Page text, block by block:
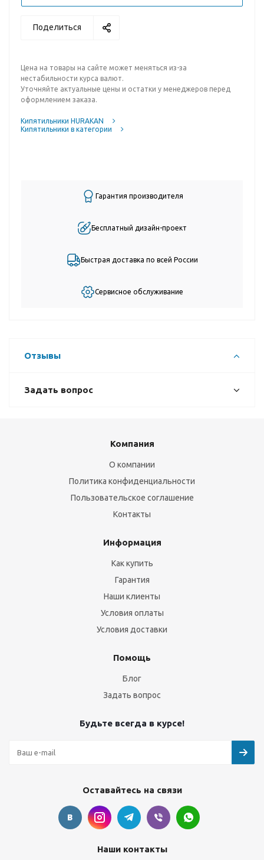
Поделиться
Цена на товары на сайте может меняться из-за
нестабильности курса валют.
Уточняйте актуальные цены и остатки у менеджеров перед
оформлением заказа.
Кипятильники HURAKAN
Кипятильники в категории
Гарантия производителя
Бесплатный дизайн-проект
Быстрая доставка по всей России
Сервисное обслуживание
Отзывы
Задать вопрос
Компания
О компании
Политика конфиденциальности
Пользовательское соглашение
Контакты
Информация
Как купить
Гарантия
Наши клиенты
Условия оплаты
Условия доставки
Помощь
Блог
Задать вопрос
Будьте всегда в курсе!
Оставайтесь на связи
Наши контакты